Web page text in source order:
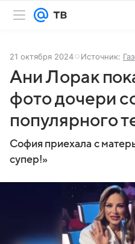
21 октября 2024 Источник:
Ани Лорак
фото дочери
популярного
София приехала с
супер!»